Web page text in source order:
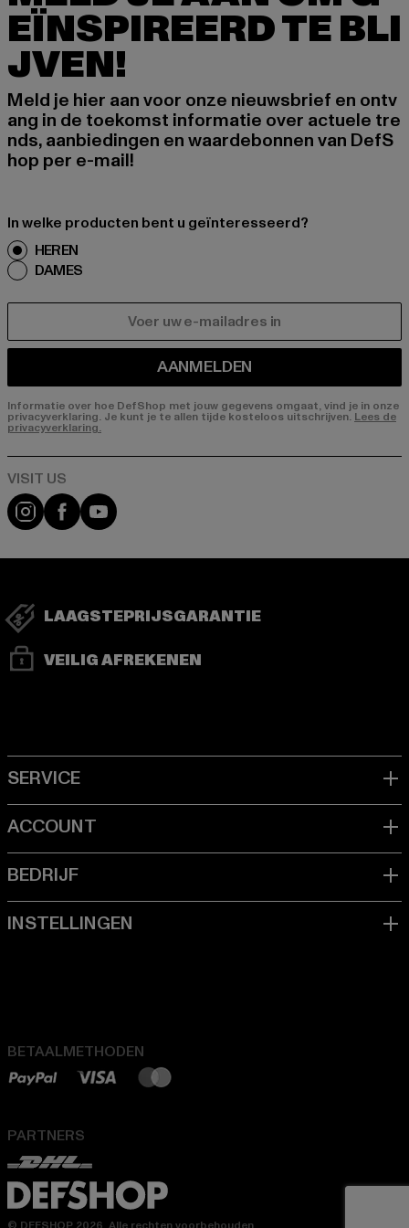
EÏNSPIREERD TE BLI
JVEN!
Meld je hier aan voor onze nieuwsbrief en ontv
ang in de toekomst informatie over actuele tre
nds, aanbiedingen en waardebonnen van DefS
hop per e-mail!
In welke producten bent u geïnteresseerd?
HEREN
DAMES
AANMELDEN
Informatie over hoe DefShop met jouw gegevens omgaat, vind je in onze
privacyverklaring. Je kunt je te allen tijde kosteloos uitschrijven. Lees de
privacyverklaring.
Visit our Instagram page:
Visit our Facebook page:
Visit our YouTube channel:
LAAGSTEPRIJSGARANTIE
VEILIG AFREKENEN
BETAALMETHODEN
PARTNERS